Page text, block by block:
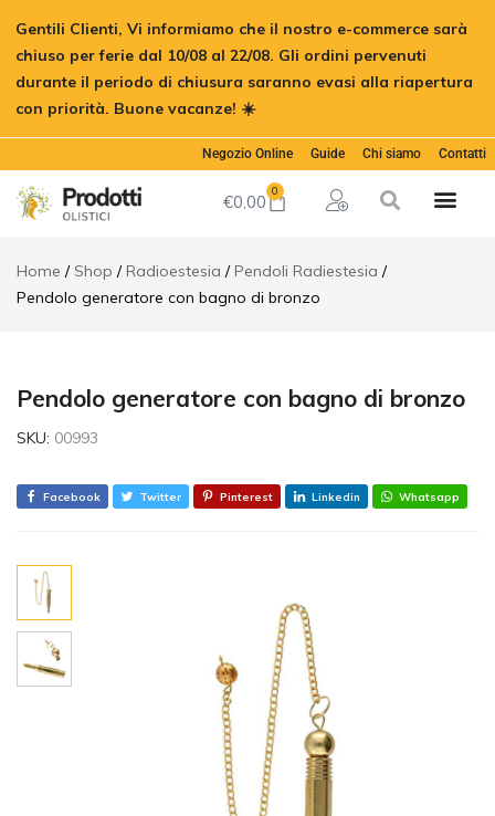
Gentili Clienti, Vi informiamo che il nostro e-commerce sarà
chiuso per ferie dal 10/08 al 22/08. Gli ordini pervenuti
durante il periodo di chiusura saranno evasi alla riapertura
con priorità. Buone vacanze! ☀️
Negozio Online Guide Chi siamo Contatti
€0,00 0
Home Shop Radioestesia
Pendoli Radiestesia
Pendolo generatore con bagno di bronzo
Pendolo generatore con bagno di bronzo
SKU: 00993
Facebook Twitter Pinterest Linkedin Whatsapp
Pendolo
generatore
con bagno
di bronzo
Descrizione
€15,00